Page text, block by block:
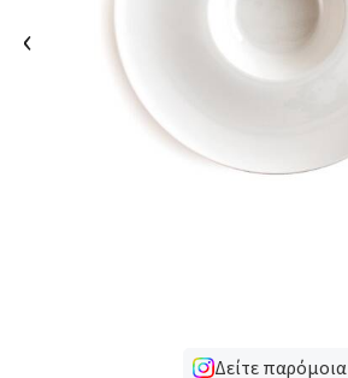
‹
Δείτε παρόμοια